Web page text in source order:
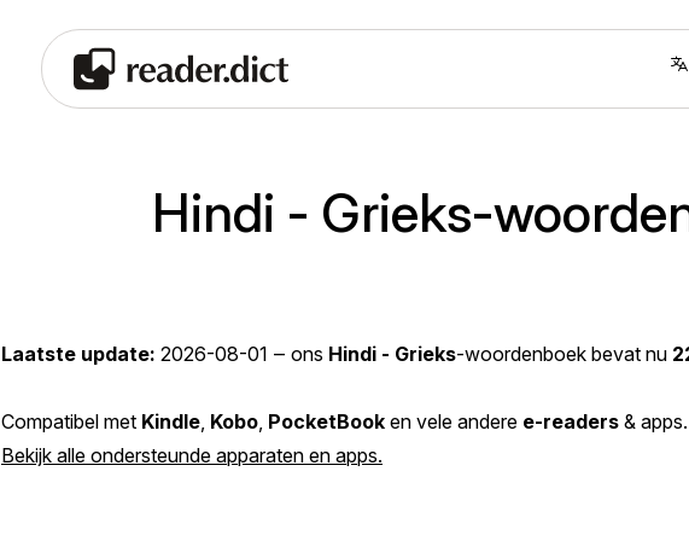
Hindi - Grieks-
Laatste update: 2026-08-01 ‒ ons Hindi - Grieks-woordenboek bevat nu
Compatibel met Kindle Kobo PocketBook en vele andere e-readers & apps.
Bekijk alle ondersteunde apparaten en apps.